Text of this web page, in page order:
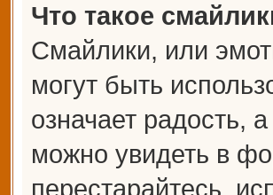
Что такое
Смайлики, или
могут быть
означает радость,
можно увидеть в
перестарайтесь,